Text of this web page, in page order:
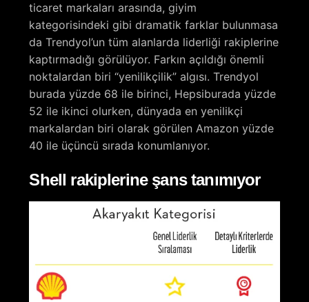
ticaret markaları arasında, giyim
kategorisindeki gibi dramatik farklar bulunmasa
da Trendyol’un tüm alanlarda liderliği rakiplerine
kaptırmadığı görülüyor. Farkın açıldığı önemli
noktalardan biri “yenilikçilik” algısı. Trendyol
burada yüzde 68 ile birinci, Hepsiburada yüzde
52 ile ikinci olurken, dünyada en yenilikçi
markalardan biri olarak görülen Amazon yüzde
40 ile üçüncü sırada konumlanıyor.
Shell rakiplerine şans tanımıyor